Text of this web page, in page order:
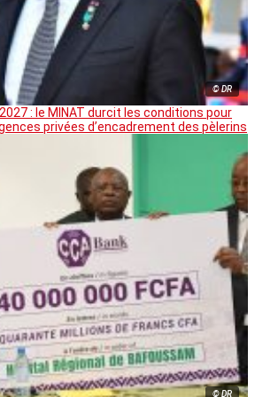
© DR
: le MINAT durcit les conditions pour
privées d’encadrement des pèlerins
© DR